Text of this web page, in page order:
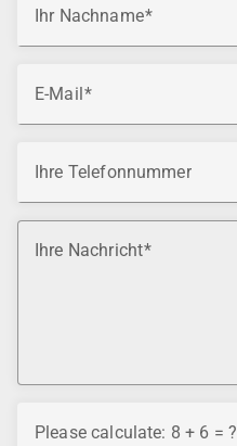
Ihr Nachname
E-Mail
Ihre Telefonnummer
Ihre Nachricht
Please calculate: 8 + 6 = ?